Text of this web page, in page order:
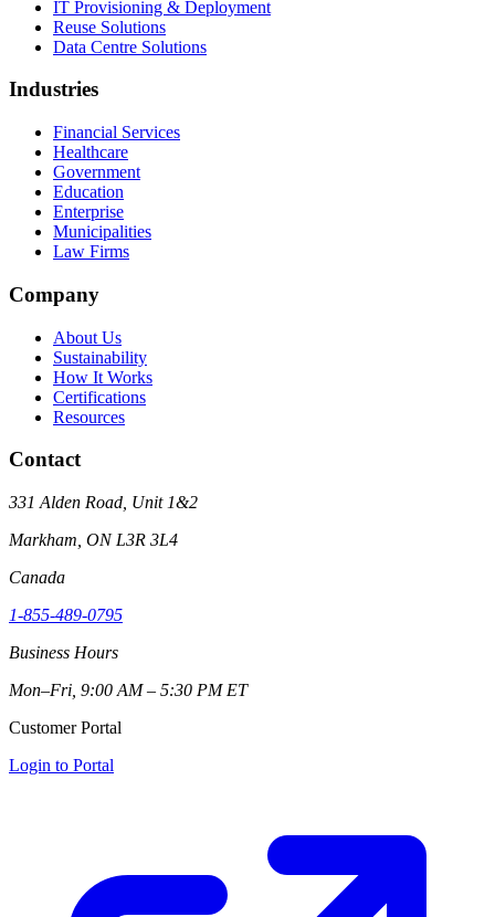
IT Provisioning & Deployment
Reuse Solutions
Data Centre Solutions
Industries
Financial Services
Healthcare
Government
Education
Enterprise
Municipalities
Law Firms
Company
About Us
Sustainability
How It Works
Certifications
Resources
Contact
331 Alden Road, Unit 1&2
Markham, ON L3R 3L4
Canada
1-855-489-0795
Business Hours
Mon–Fri, 9:00 AM – 5:30 PM ET
Customer Portal
Login to Portal